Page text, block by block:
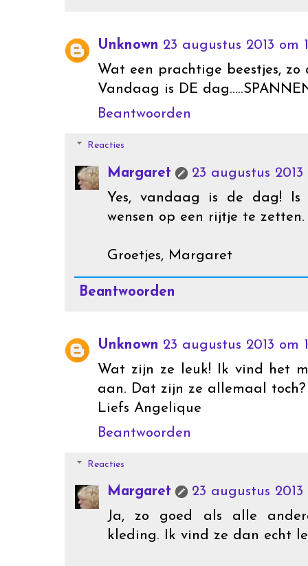
Unknown 23 augustus 2013 om
Wat een prachtige beestjes,
Vandaag is DE
Beantwoorden
Reacties
Margaret
23 augustus 2013
Yes, vandaag is de dag!
wensen op een rijtje te zetten.
Groetjes, Margaret
Beantwoorden
Unknown 23 augustus 2013 om
Wat zijn ze leuk! Ik vind het
aan. Dat zijn ze allemaal
Liefs Angelique
Beantwoorden
Reacties
Margaret
23 augustus 2013
Ja, zo goed als alle
kleding. Ik vind ze dan echt